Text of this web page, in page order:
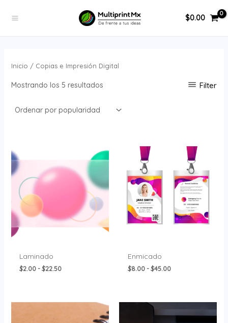
$0.00
Inicio / Copias e Impresión Digital
Mostrando los 5 resultados
por
popularidad
Filter
Laminado
$2.00 - $22.50
precios:
desde
Enmicado
$8.00 - $45.00
Rango
precios:
desde
$8.00
hasta
$45.00
de